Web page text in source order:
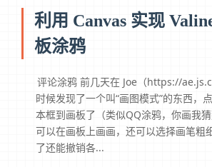
利用 Canvas 实现
板涂鸦
评论涂鸦 前几天在 Joe（https://
时候发现了一个叫“画图模式”的东西，
本框到画板了（类似QQ涂鸦，你画我
可以在画板上画画，还可以选择画笔粗
了还能撤销各...